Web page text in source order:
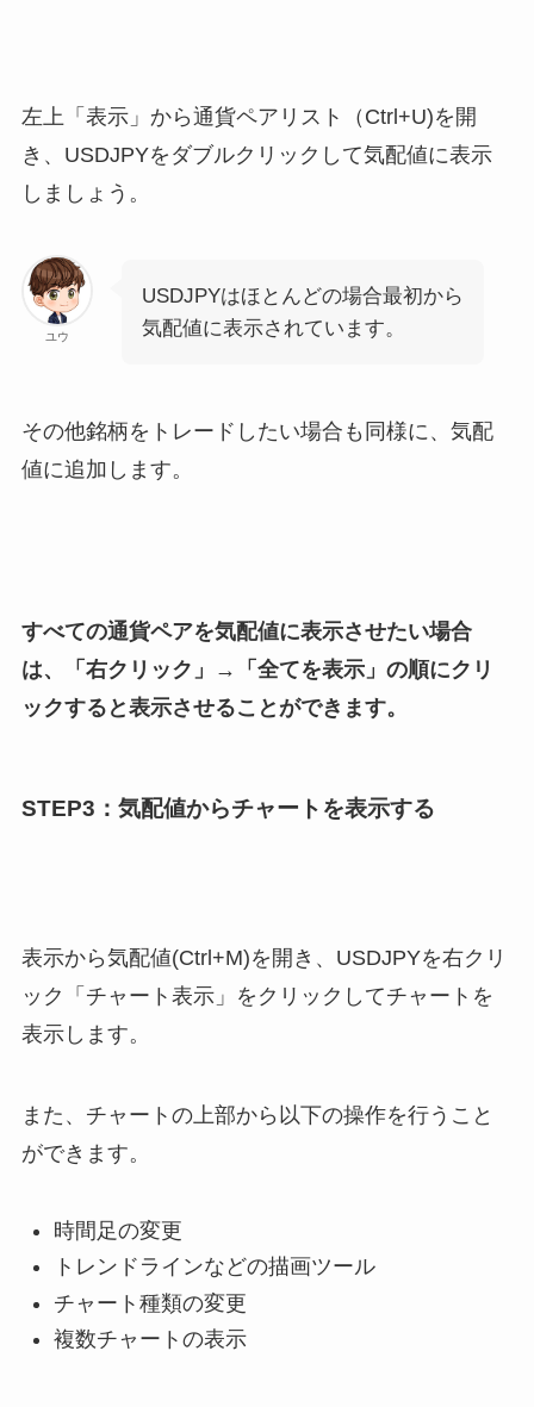
左上「表示」から通貨ペアリスト（Ctrl+U)を開
き、USDJPYをダブルクリックして気配値に表示
しましょう。
ユウ
USDJPYはほとんどの場合最初から
気配値に表示されています。
その他銘柄をトレードしたい場合も同様に、気配
値に追加します。
すべての通貨ペアを気配値に表示させたい場合
は、「右クリック」→「全てを表示」の順にクリ
ックすると表示させることができます。
STEP3：気配値からチャートを表示する
表示から気配値(Ctrl+M)を開き、USDJPYを右クリ
ック「チャート表示」をクリックしてチャートを
表示します。
また、チャートの上部から以下の操作を行うこと
ができます。
時間足の変更
トレンドラインなどの描画ツール
チャート種類の変更
複数チャートの表示